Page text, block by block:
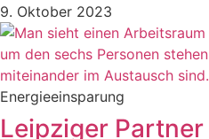
9. Oktober 2023
Energieeinsparung
Leipziger